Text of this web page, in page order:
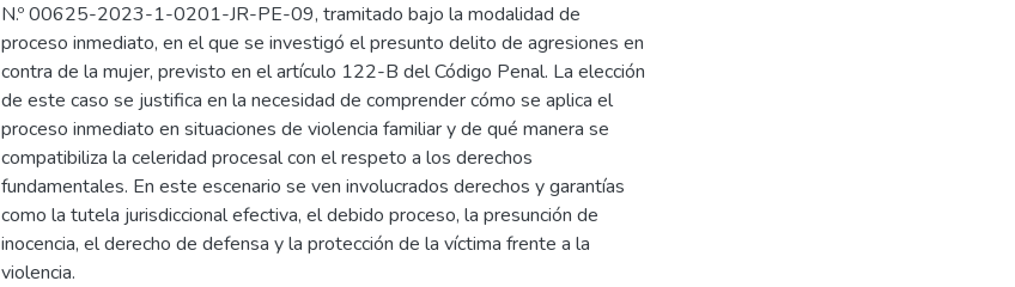
N.º 00625-2023-1-0201-JR-PE-09, tramitado bajo la modalidad de
proceso inmediato, en el que se investigó el presunto delito de agresiones en
contra de la mujer, previsto en el artículo 122-B del Código Penal. La elección
de este caso se justifica en la necesidad de comprender cómo se aplica el
proceso inmediato en situaciones de violencia familiar y de qué manera se
compatibiliza la celeridad procesal con el respeto a los derechos
fundamentales. En este escenario se ven involucrados derechos y garantías
como la tutela jurisdiccional efectiva, el debido proceso, la presunción de
inocencia, el derecho de defensa y la protección de la víctima frente a la
violencia.